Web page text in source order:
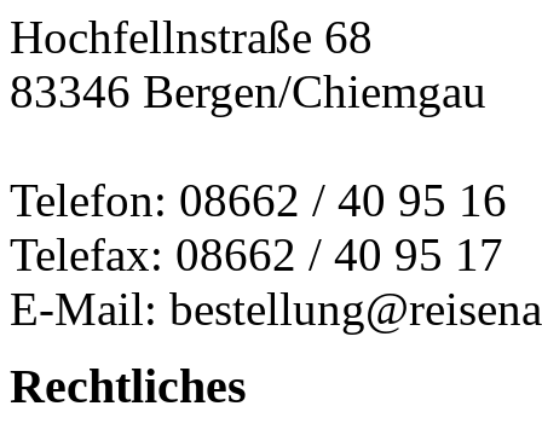
Hochfellnstraße 68
83346 Bergen/Chiemgau
Telefon: 08662 / 40 95 16
Telefax: 08662 / 40 95 17
E-Mail:
Rechtliches